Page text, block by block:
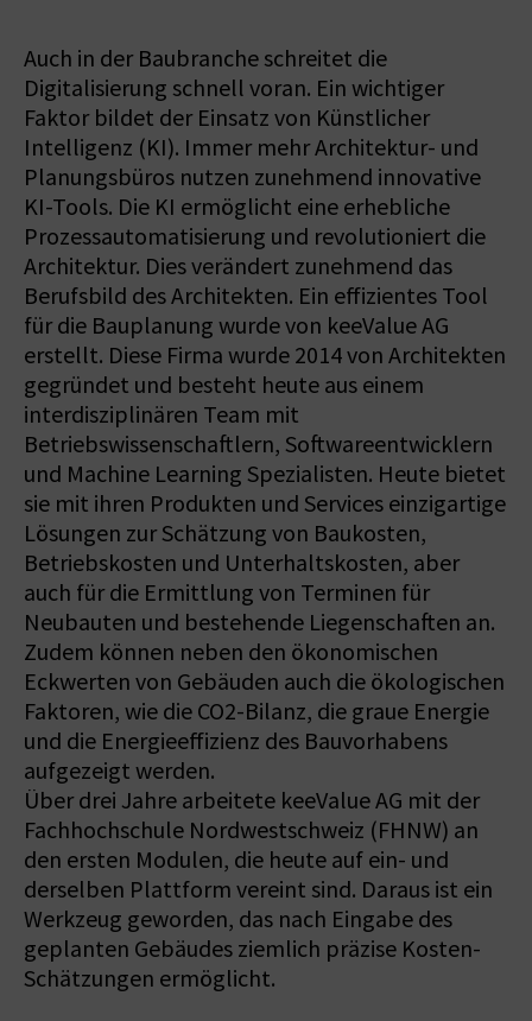
Auch in der Baubranche schreitet die
Digitalisierung schnell voran. Ein wichtiger
Faktor bildet der Einsatz von Künstlicher
Intelligenz (KI). Immer mehr Architektur- und
Planungsbüros nutzen zunehmend innovative
KI-Tools. Die KI ermöglicht eine erhebliche
Prozessautomatisierung und revolutioniert die
Architektur. Dies verändert zunehmend das
Berufsbild des Architekten. Ein effizientes Tool
für die Bauplanung wurde von keeValue AG
erstellt. Diese Firma wurde 2014 von Architekten
gegründet und besteht heute aus einem
interdisziplinären Team mit
Betriebswissenschaftlern, Softwareentwicklern
und Machine Learning Spezialisten. Heute bietet
sie mit ihren Produkten und Services einzigartige
Lösungen zur Schätzung von Baukosten,
Betriebskosten und Unterhaltskosten, aber
auch für die Ermittlung von Terminen für
Neubauten und bestehende Liegenschaften an.
Zudem können neben den ökonomischen
Eckwerten von Gebäuden auch die ökologischen
Faktoren, wie die CO2-Bilanz, die graue Energie
und die Energieeffizienz des Bauvorhabens
aufgezeigt werden.
Über drei Jahre arbeitete keeValue AG mit der
Fachhochschule Nordwestschweiz (FHNW) an
den ersten Modulen, die heute auf ein- und
derselben Plattform vereint sind. Daraus ist ein
Werkzeug geworden, das nach Eingabe des
geplanten Gebäudes ziemlich präzise Kosten-
Schätzungen ermöglicht.